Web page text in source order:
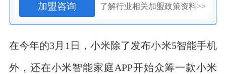
加盟咨询 了解行业相关加盟政策资料>>
在今年的3月1日，小米除了发布小米5智能手机
外，还在小米智能家庭APP开始众筹一款小米